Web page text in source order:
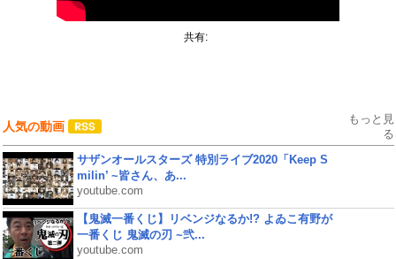
共有:
人気の動画
もっと見
る
サザンオールスターズ 特別ライブ2020「Keep S
milin’ ~皆さん、あ...
youtube.com
【鬼滅一番くじ】リベンジなるか!? よゐこ有野が
一番くじ 鬼滅の刃 ~弐...
youtube.com